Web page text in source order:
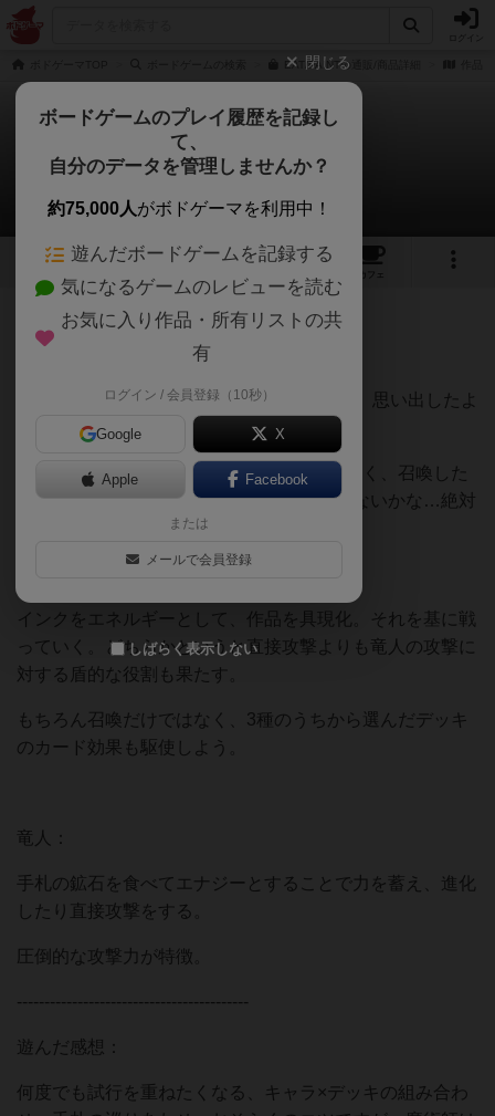
EAT/PAINTの通販/商品詳細
イートペイント
降旗さんのレビュー
4 3 3
カフェ
674名 4名 0 2年以上前
ゲムマ23秋でキラカードが発売されたので、思い出したよ
うに書きます。
非対称の2人用カードゲーム。遊戯王よろしく、召喚した
り、出した攻撃カードが具現する未来が来ないかな…絶対
インクをエネルギーとして、作品を具現化。それを基に戦
っていく。どちらかというと直接攻撃よりも竜人の攻撃に
対する盾的な役割も果たす。
もちろん召喚だけではなく、3種のうちから選んだデッキ
のカード効果も駆使しよう。
竜人：
手札の鉱石を食べてエナジーとすることで力を蓄え、進化
したり直接攻撃をする。
圧倒的な攻撃力が特徴。
------------------------------------------
遊んだ感想：
何度でも試行を重ねたくなる、キャラ×デッキの組み合わ
閉じる
ボードゲームのプレイ履歴を記録し
て、
自分のデータを管理しませんか？
約75,000人がボドゲーマを利用中！
遊んだボードゲームを記録する
気になるゲームのレビューを読む
お気に入り作品・所有リストの共
有
ログイン / 会員登録（10秒）
Google X
Apple Facebook
または
メールで会員登録
しばらく表示しない